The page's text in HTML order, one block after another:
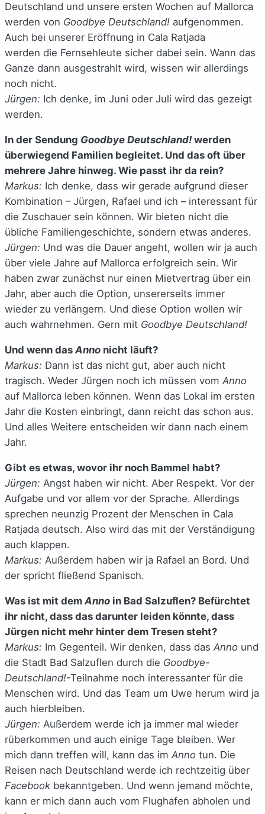
Deutschland und unsere ersten Wochen auf Mallorca
werden von Goodbye Deutschland! aufgenommen.
Auch bei unserer Eröffnung in Cala Ratjada
werden die Fernsehleute sicher dabei sein. Wann das
Ganze dann ausgestrahlt wird, wissen wir allerdings
noch nicht.
Jürgen: Ich denke, im Juni oder Juli wird das gezeigt
werden.
In der Sendung Goodbye Deutschland!werden
überwiegend Familien begleitet. Und das oft über
mehrere Jahre hinweg. Wie passt ihr da rein?
Markus: Ich denke, dass wir gerade aufgrund dieser
Kombination – Jürgen, Rafael und ich – interessant für
die Zuschauer sein können. Wir bieten nicht die
übliche Familiengeschichte, sondern etwas anderes.
Jürgen: Und was die Dauer angeht, wollen wir ja auch
über viele Jahre auf Mallorca erfolgreich sein. Wir
haben zwar zunächst nur einen Mietvertrag über ein
Jahr, aber auch die Option, unsererseits immer
wieder zu verlängern. Und diese Option wollen wir
auch wahrnehmen. Gern mit Goodbye Deutschland!
Und wenn dasAnno nicht läuft?
Markus: Dann ist das nicht gut, aber auch nicht
tragisch. Weder Jürgen noch ich müssen vom Anno
auf Mallorca leben können. Wenn das Lokal im ersten
Jahr die Kosten einbringt, dann reicht das schon aus.
Und alles Weitere entscheiden wir dann nach einem
Jahr.
Gibt es etwas, wovor ihr noch Bammel habt?
Jürgen: Angst haben wir nicht. Aber Respekt. Vor der
Aufgabe und vor allem vor der Sprache. Allerdings
sprechen neunzig Prozent der Menschen in Cala
Ratjada deutsch. Also wird das mit der Verständigung
auch klappen.
Markus: Außerdem haben wir ja Rafael an Bord. Und
der spricht fließend Spanisch.
Was ist mit dem Anno in Bad Salzuflen? Befürchtet
ihr nicht, dass das darunter leiden könnte, dass
Jürgen nicht mehr hinter dem Tresen steht?
Markus: Im Gegenteil. Wir denken, dass das Anno und
die Stadt Bad Salzuflen durch die Goodbye-
Deutschland!-Teilnahme noch interessanter für die
Menschen wird. Und das Team um Uwe herum wird ja
auch hierbleiben.
Jürgen: Außerdem werde ich ja immer mal wieder
rüberkommen und auch einige Tage bleiben. Wer
mich dann treffen will, kann das im Anno tun. Die
Reisen nach Deutschland werde ich rechtzeitig über
Facebook bekanntgeben. Und wenn jemand möchte,
kann er mich dann auch vom Flughafen abholen und